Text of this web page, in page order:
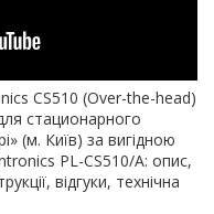
CS510 (Over-the-head)
стационарного
(м. Київ) за вигідною
PL-CS510/A: опис,
відгуки, технічна